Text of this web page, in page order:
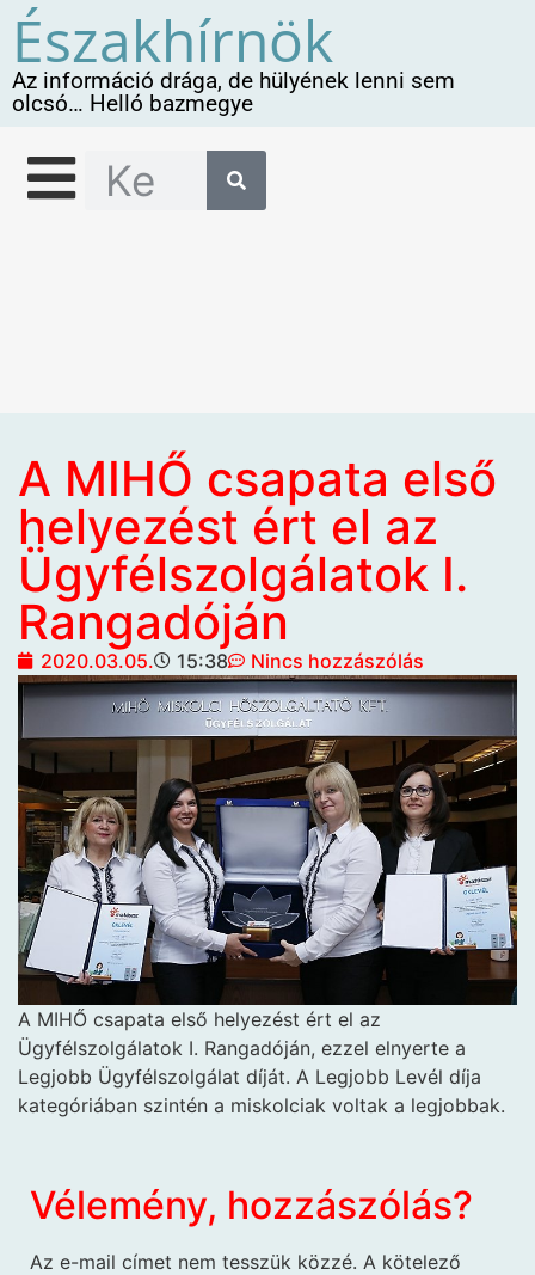
Északhírnök
Az információ drága, de hülyének lenni sem
olcsó… Helló bazmegye
A MIHŐ csapata első
helyezést ért el az
Ügyfélszolgálatok I.
Rangadóján
2020.03.05. 15:38 Nincs hozzászólás
A MIHŐ csapata első helyezést ért el az
Ügyfélszolgálatok I. Rangadóján, ezzel elnyerte a
Legjobb Ügyfélszolgálat díját. A Legjobb Levél díja
kategóriában szintén a miskolciak voltak a legjobbak.
Vélemény, hozzászólás?
Az e-mail címet nem tesszük közzé. A kötelező